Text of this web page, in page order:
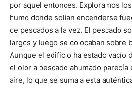
por aquel entonces. Exploramos
humo donde solían encenderse
de pescados a la vez. El pescado
largos y luego se colocaban sobre
Aunque el edificio ha estado vacío
el olor a pescado ahumado parecía
aire, lo que se suma a esta